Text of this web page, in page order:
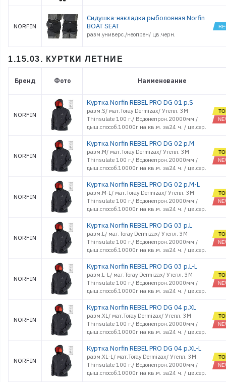
NORFIN
Сидушка-накладка рыболовная Norfin
BOAT SEAT
разм.универс./неопрен/ цв.черн.
1.15.03. КУРТКИ ЛЕТНИЕ
Бренд Фото Наименование
NORFIN
Куртка Norfin REBEL PRO DG 01 р.S
разм.S/ мат.Toray Dermizax/ Утепл. 3M
Thinsulate 100 г./ Водонепрон.20000мм /
дыш.способ.10000г на кв.м. за24 ч. / цв.cер.
NORFIN
Куртка Norfin REBEL PRO DG 02 р.M
разм.M/ мат.Toray Dermizax/ Утепл. 3M
Thinsulate 100 г./ Водонепрон.20000мм /
дыш.способ.10000г на кв.м. за24 ч. / цв.cер.
NORFIN
Куртка Norfin REBEL PRO DG 02 р.M-L
разм.M-L/ мат.Toray Dermizax/ Утепл. 3M
Thinsulate 100 г./ Водонепрон.20000мм /
дыш.способ.10000г на кв.м. за24 ч. / цв.cер.
NORFIN
Куртка Norfin REBEL PRO DG 03 р.L
разм.L/ мат.Toray Dermizax/ Утепл. 3M
Thinsulate 100 г./ Водонепрон.20000мм /
дыш.способ.10000г на кв.м. за24 ч. / цв.cер.
NORFIN
Куртка Norfin REBEL PRO DG 03 р.L-L
разм.L-L/ мат.Toray Dermizax/ Утепл. 3M
Thinsulate 100 г./ Водонепрон.20000мм /
дыш.способ.10000г на кв.м. за24 ч. / цв.cер.
NORFIN
Куртка Norfin REBEL PRO DG 04 р.XL
разм.XL/ мат.Toray Dermizax/ Утепл. 3M
Thinsulate 100 г./ Водонепрон.20000мм /
дыш.способ.10000г на кв.м. за24 ч. / цв.cер.
NORFIN
Куртка Norfin REBEL PRO DG 04 р.XL-L
разм.XL-L/ мат.Toray Dermizax/ Утепл. 3M
Thinsulate 100 г./ Водонепрон.20000мм /
дыш.способ.10000г на кв.м. за24 ч. / цв.cер.